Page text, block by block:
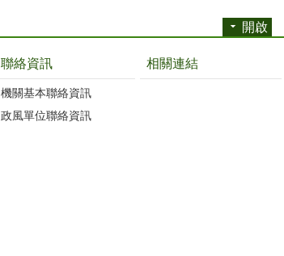
開啟
聯絡資訊
機關基本聯絡資訊
政風單位聯絡資訊
相關連結